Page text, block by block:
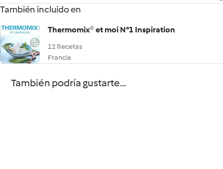
También incluido en
Thermomix® et moi N°1 Inspiration
12 Recetas
Francia
También podría gustarte...